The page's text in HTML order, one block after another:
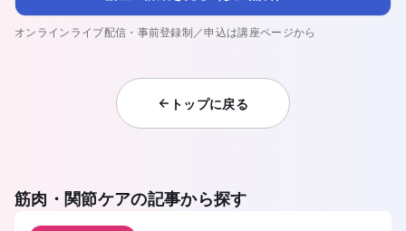
オンラインライブ配信・事前登録制／申込は講座ページから
トップに戻る
筋肉・関節ケアの記事から探す